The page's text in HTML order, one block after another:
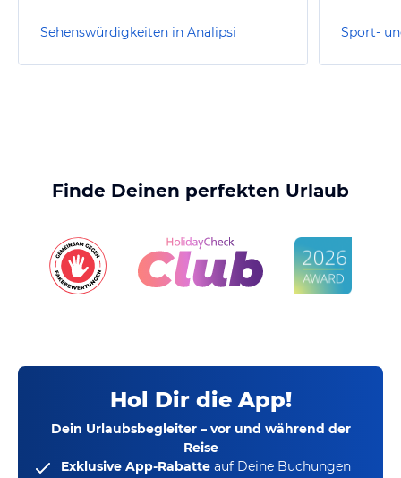
Sehenswürdigkeiten in Analipsi Sport-
Finde Deinen perfekten Urlaub
Hol Dir die App!
Dein Urlaubsbegleiter – vor und während der
Reise
Exklusive App-Rabatte auf Deine Buchungen